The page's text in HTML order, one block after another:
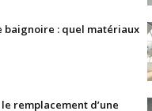
baignoire : quel matériaux
remplacement d’une